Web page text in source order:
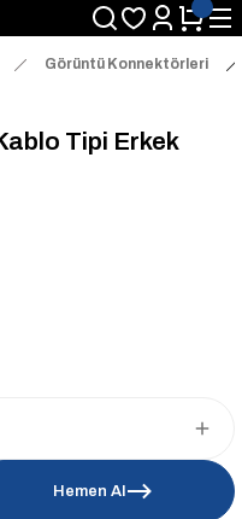
Görüntü Konnektörleri
Tipi Erkek
Hemen Al